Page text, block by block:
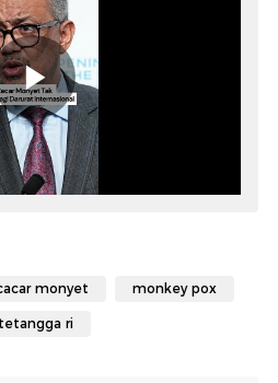
monyet monkey pox
tetangga ri